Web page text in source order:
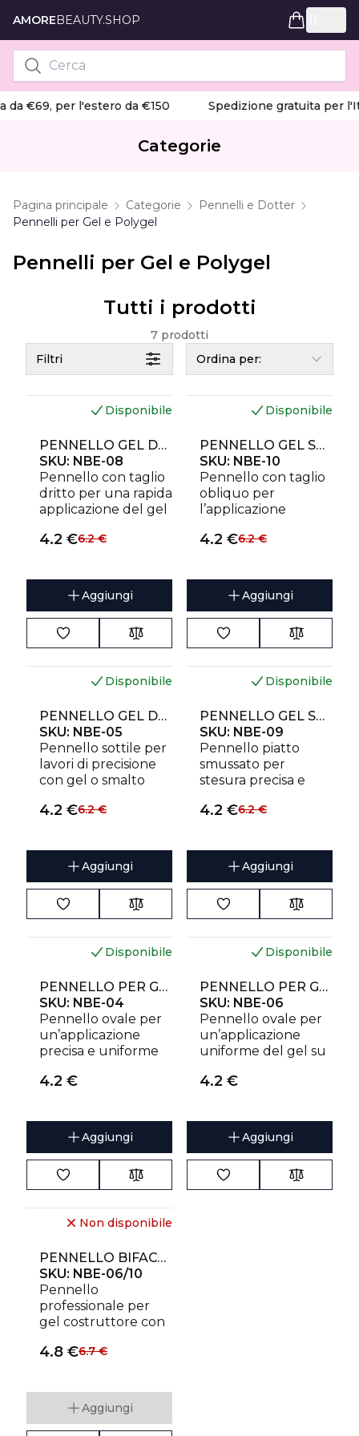
AMOREBEAUTY.SHOP
€69, per l'estero da €150 Spedizione gratuita per
Categorie
Pagina principale Categorie
Pennelli e Dotter
Pennelli per Gel e Polygel
Pennelli per Gel e Polygel
Tutti i prodotti
7 prodotti
Filtri
Ordina per:
Disponibile
PENNELLO GEL DRITTO EXPERT LARGHEZZA 6 MM/LUNGHEZZA 10 MM
SKU: NBE-08
Pennello con taglio
dritto per una rapida
applicazione del gel
larghe.
4.2 €6.2€
Aggiungi
Disponibile
PENNELLO GEL SMUSSATO EXPERT LARGHEZZA 4 MM / LUNGHEZZA 7 MM
SKU: NBE-10
Pennello con taglio
obliquo per
l’applicazione
zone difficili da
4.2 €6.2€
Aggiungi
Disponibile
PENNELLO GEL DRITTO EXPERT LARGHEZZA 5 MM/LUNGHEZZA 8,5 MM
SKU: NBE-05
Pennello sottile per
lavori di precisione
con gel o smalto
4.2 €6.2€
Aggiungi
Disponibile
PENNELLO GEL SMUSSATO EXPERT LARGHEZZA 6 MM/LUNGHEZZA 9 MM
SKU: NBE-09
Pennello piatto
smussato per
stesura precisa e
laterali.
4.2 €6.2€
Aggiungi
Disponibile
PENNELLO PER GEL EXPERT LARGHEZZA 4 MM/LUNGHEZZA 7 MM
SKU: NBE-04
Pennello ovale per
un’applicazione
precisa e uniforme
medie e larghe.
4.2 €
Aggiungi
Disponibile
PENNELLO PER GEL EXPERT LARGHEZZA 6 MM/LUNGHEZZA 11 MM
SKU: NBE-06
Pennello ovale per
un’applicazione
uniforme del gel su
4.2 €
Aggiungi
Non disponibile
PENNELLO BIFACCIALE EXPERT PER GEL 11 MM / PER GEL 7 MM
SKU: NBE-06/10
Pennello
professionale per
gel costruttore con
ideale per
uniforme e
controllo perfetto
4.8 €6.7€
Aggiungi